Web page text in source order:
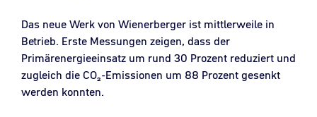
Das neue Werk von Wienerberger ist mittlerweile in
Betrieb. Erste Messungen zeigen, dass der
Primärenergieeinsatz um rund 30 Prozent reduziert und
zugleich die CO₂-Emissionen um 88 Prozent gesenkt
werden konnten.